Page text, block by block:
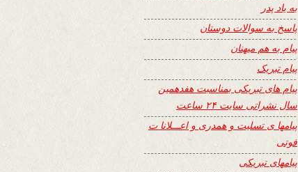
به یاد پدر
پاسخ به سوالات دوستان
پیام به هم میهنان
پیام تبریک
پیام های تبریکی بمناسبت هفدهمین
سال نشراتی سایت ۲۴ ساعت
پیامها ی تسلیت و همدری و اعـــلانا ت
فوتی
پیامهای تبریکی